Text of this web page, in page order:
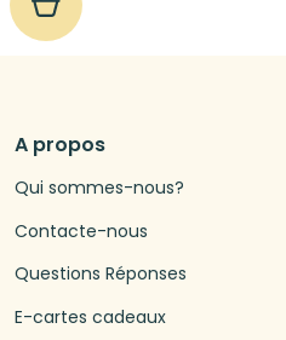
A propos
Qui sommes-nous?
Contacte-nous
Questions Réponses
E-cartes cadeaux